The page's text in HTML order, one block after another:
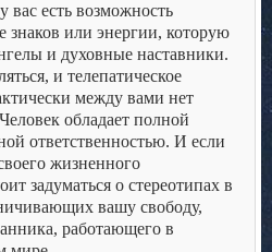
вас есть возможность
знаков или энергии, которую
и духовные наставники.
и телепатическое
между вами нет
обладает полной
ответственностью. И если
жизненного
задуматься о стереотипах в
вашу свободу,
работающего в